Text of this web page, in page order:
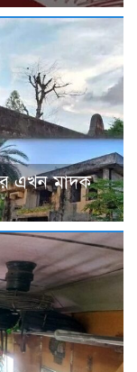
এখন মাদক